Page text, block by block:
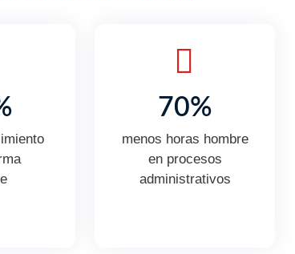
70%
menos horas hombre
en procesos
administrativos